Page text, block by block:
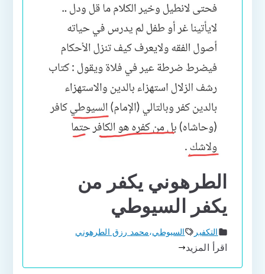
الطرهوني يكفر من
يكفر السيوطي
التكفير السيوطي،محمد رزق الطرهوني
اقرأ المزيد